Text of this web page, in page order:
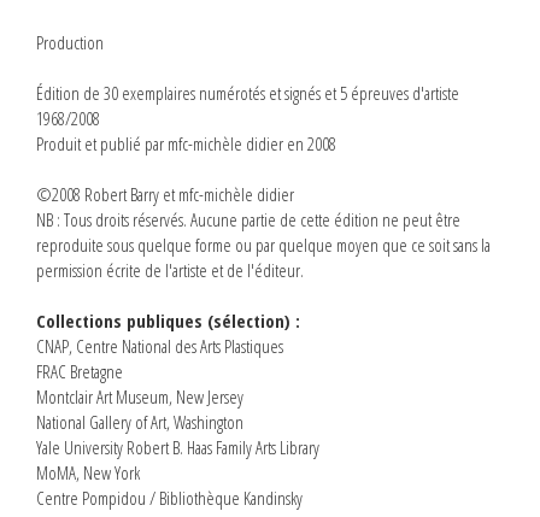
Production
Édition de 30 exemplaires numérotés et signés et 5 épreuves d'artiste
1968/2008
Produit et publié par mfc-michèle didier en 2008
©2008 Robert Barry et mfc-michèle didier
NB : Tous droits réservés. Aucune partie de cette édition ne peut être
reproduite sous quelque forme ou par quelque moyen que ce soit sans la
permission écrite de l'artiste et de l'éditeur.
Collections publiques (sélection) :
CNAP, Centre National des Arts Plastiques
FRAC Bretagne
Montclair Art Museum, New Jersey
National Gallery of Art, Washington
Yale University Robert B. Haas Family Arts Library
MoMA, New York
Centre Pompidou / Bibliothèque Kandinsky